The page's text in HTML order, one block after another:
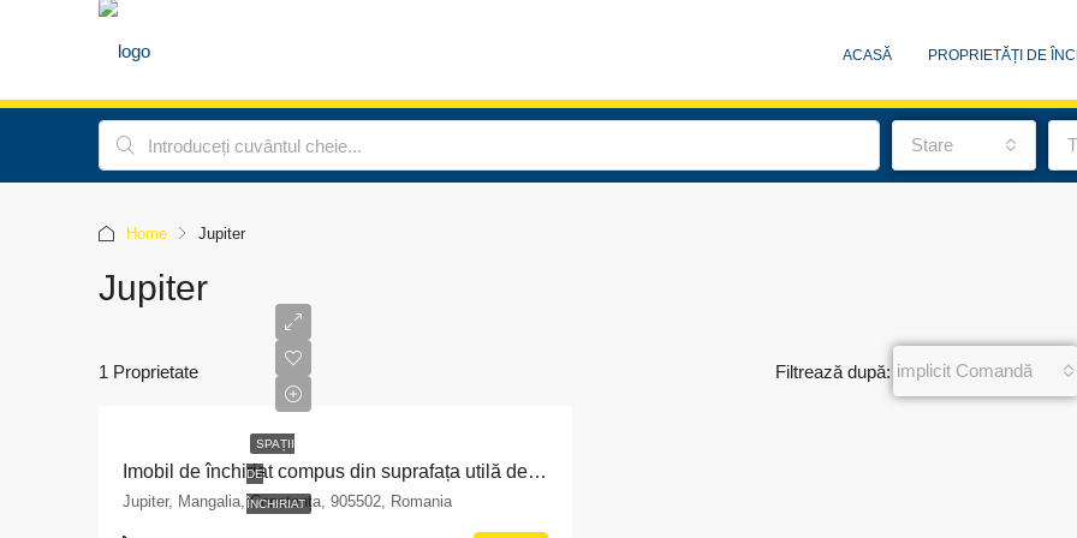
ACASĂ PROPRIETĂȚI DE
Stare
Home Jupiter
Jupiter
1 Proprietate Filtrează după: implicit Comandă
SPAȚII
DE
ÎNCHIRIAT
Imobil de închiriat compus din suprafața utilă de 217 mp și teren cu suprafața de 445 situat în Jupiter, str. Gala Galaction, nr. 27, județul Constanța
Jupiter, Mangalia, Constanța, 905502, Romania